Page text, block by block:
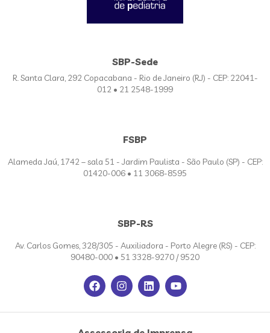
SBP-Sede
R. Santa Clara, 292 Copacabana - Rio de Janeiro (RJ) - CEP: 22041-
012 • 21 2548-1999
FSBP
Alameda Jaú, 1742 – sala 51 - Jardim Paulista - São Paulo (SP) - CEP:
01420-006 • 11 3068-8595
SBP-RS
Av. Carlos Gomes, 328/305 - Auxiliadora - Porto Alegre (RS) - CEP:
90480-000 • 51 3328-9270 / 9520